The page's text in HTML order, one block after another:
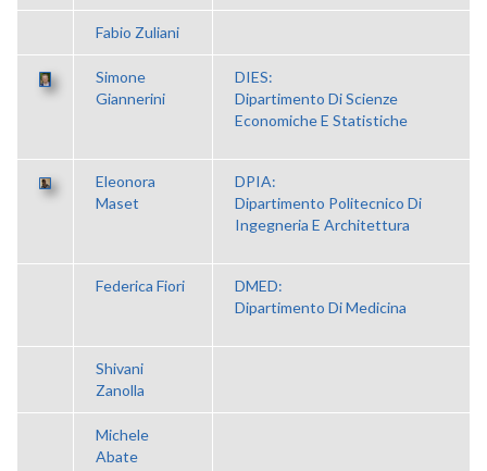
Fabio Zuliani
Simone
Giannerini
DIES:
Dipartimento Di Scienze
Economiche E Statistiche
Eleonora
Maset
DPIA:
Dipartimento Politecnico Di
Ingegneria E Architettura
Federica Fiori
DMED:
Dipartimento Di Medicina
Shivani
Zanolla
Michele
Abate